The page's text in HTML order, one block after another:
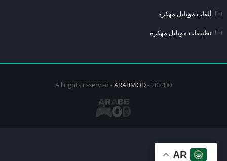
ألعاب موبايل مهكرة
تطبيقات موبايل مهكرة
© 2024 - All rights reserved -
ARABMOD
AR